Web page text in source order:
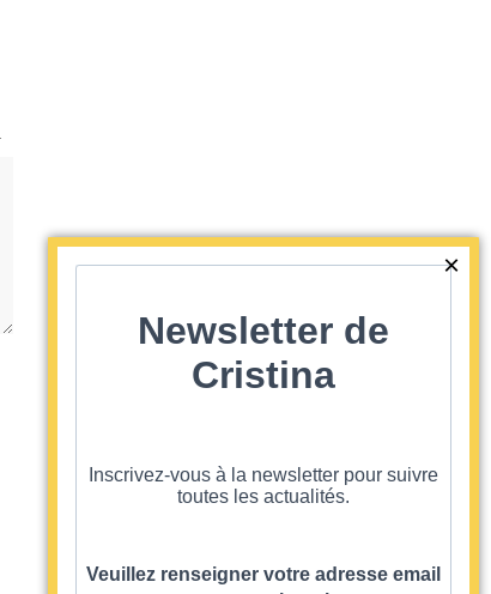
ARTICLES + ANCIENS>
Newsletter de
Cristina
Inscrivez-vous à la newsletter pour suivre
toutes les actualités.
Veuillez renseigner votre adresse email